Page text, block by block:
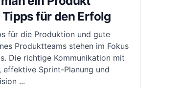
Tipps für den Erfolg
für die Produktion und gute
Produktteams stehen im Fokus
Die richtige Kommunikation mit
effektive Sprint-Planung und
...